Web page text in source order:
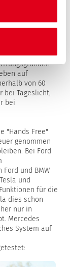
MIT
die
undEQSvon
auf
von 60
bei Tageslicht,
bei
"Hands Free"
genommen
Bei Ford
Ford und BMW
und
für die
dies schon
nur in
Mercedes
System auf